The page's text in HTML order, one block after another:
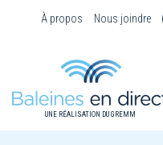
À propos Nous joindre
UNE RÉALISATION DU GREMM